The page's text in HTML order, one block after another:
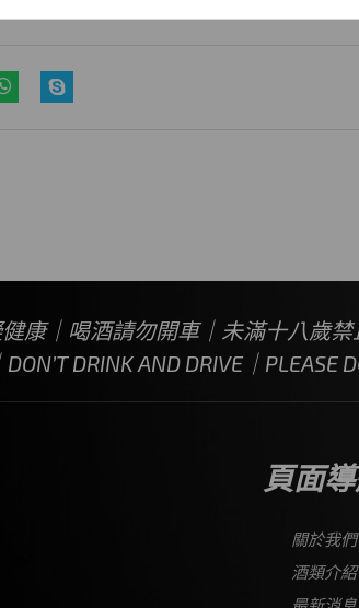
康｜喝酒請勿開車｜未滿十八歲禁
DRINK AND DRIVE｜PLEASE
頁面
關於我們
酒類介紹